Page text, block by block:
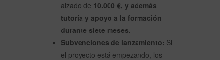
alzado de 10.000 €, y además
tutoría y apoyo a la formación
durante siete meses.
Subvenciones de lanzamiento: Si
el proyecto está empezando, los